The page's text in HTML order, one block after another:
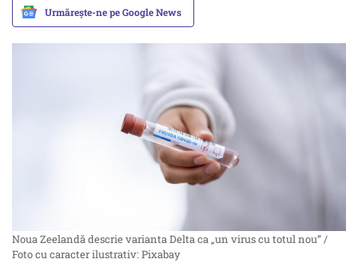
Urmărește-ne pe Google News
Noua Zeelandă descrie varianta Delta ca „un virus cu totul nou” /
Foto cu caracter ilustrativ: Pixabay